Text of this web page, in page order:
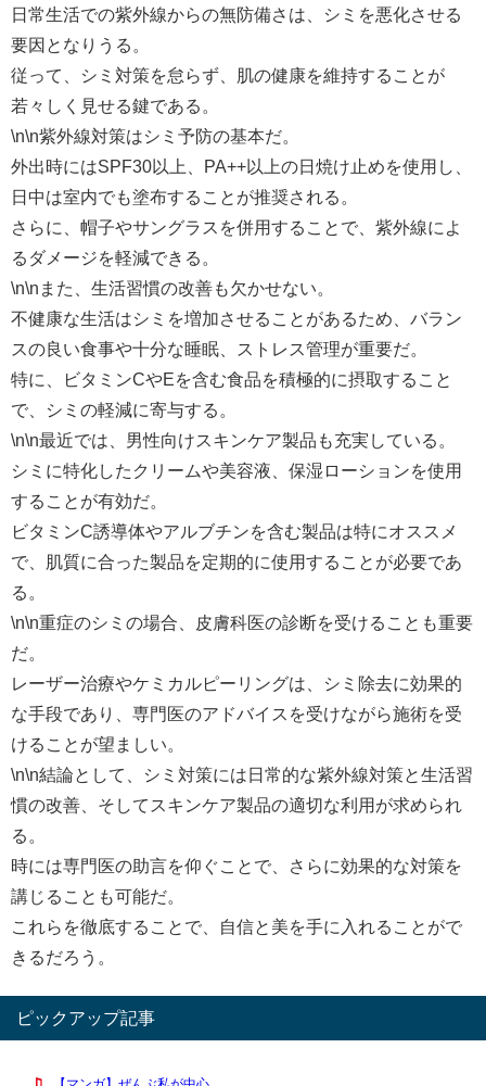
日常生活での紫外線からの無防備さは、シミを悪化させる
要因となりうる。
従って、シミ対策を怠らず、肌の健康を維持することが
若々しく見せる鍵である。
\n\n紫外線対策はシミ予防の基本だ。
外出時にはSPF30以上、PA++以上の日焼け止めを使用し、
日中は室内でも塗布することが推奨される。
さらに、帽子やサングラスを併用することで、紫外線によ
るダメージを軽減できる。
\n\nまた、生活習慣の改善も欠かせない。
不健康な生活はシミを増加させることがあるため、バラン
スの良い食事や十分な睡眠、ストレス管理が重要だ。
特に、ビタミンCやEを含む食品を積極的に摂取すること
で、シミの軽減に寄与する。
\n\n最近では、男性向けスキンケア製品も充実している。
シミに特化したクリームや美容液、保湿ローションを使用
することが有効だ。
ビタミンC誘導体やアルブチンを含む製品は特にオススメ
で、肌質に合った製品を定期的に使用することが必要であ
る。
\n\n重症のシミの場合、皮膚科医の診断を受けることも重要
だ。
レーザー治療やケミカルピーリングは、シミ除去に効果的
な手段であり、専門医のアドバイスを受けながら施術を受
けることが望ましい。
\n\n結論として、シミ対策には日常的な紫外線対策と生活習
慣の改善、そしてスキンケア製品の適切な利用が求められ
る。
時には専門医の助言を仰ぐことで、さらに効果的な対策を
講じることも可能だ。
これらを徹底することで、自信と美を手に入れることがで
きるだろう。
ピックアップ記事